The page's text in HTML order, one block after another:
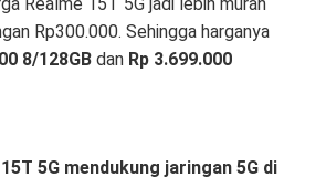
Rp300.000. Sehingga harganya
8/128GBdan Rp 3.699.000
5G mendukung jaringan 5G di